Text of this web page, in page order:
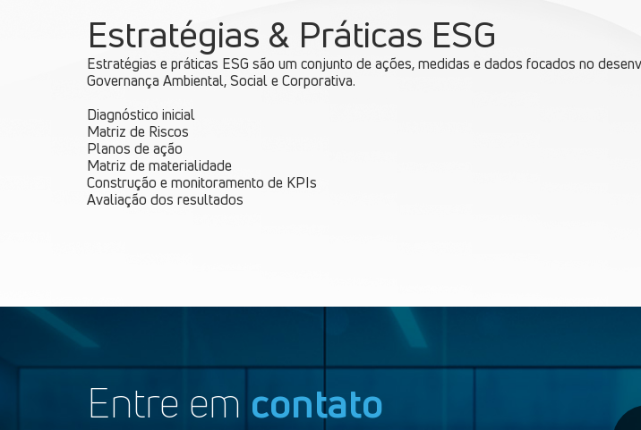
Estratégias & Práticas ESG
Estratégias e práticas ESG são um conjunto de ações, medidas e dados focados no
Governança Ambiental, Social e Corporativa.
Diagnóstico inicial
Matriz de Riscos
Planos de ação
Matriz de materialidade
Construção e monitoramento de KPIs
Avaliação dos resultados
Entre em contato